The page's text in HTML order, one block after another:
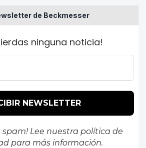
de Beckmesser
ninguna noticia!
spam! Lee nuestra política de
para más información.